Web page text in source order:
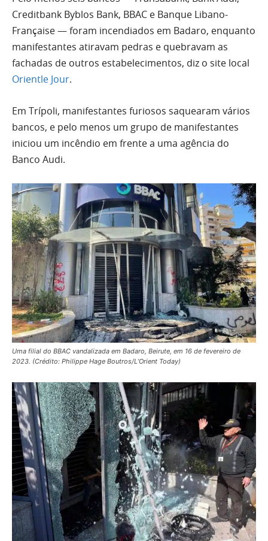
Creditbank Byblos Bank, BBAC e Banque Libano-
Française — foram incendiados em Badaro, enquanto
manifestantes atiravam pedras e quebravam as
fachadas de outros estabelecimentos, diz o site local
Orientle Jour.
Em Trípoli, manifestantes furiosos saquearam vários
bancos, e pelo menos um grupo de manifestantes
iniciou um incêndio em frente a uma agência do
Banco Audi.
Uma filial do BBAC vandalizada em Badaro, Beirute, em 16 de fevereiro de
2023. (Crédito: Philippe Hage Boutros/L’Orient Today)